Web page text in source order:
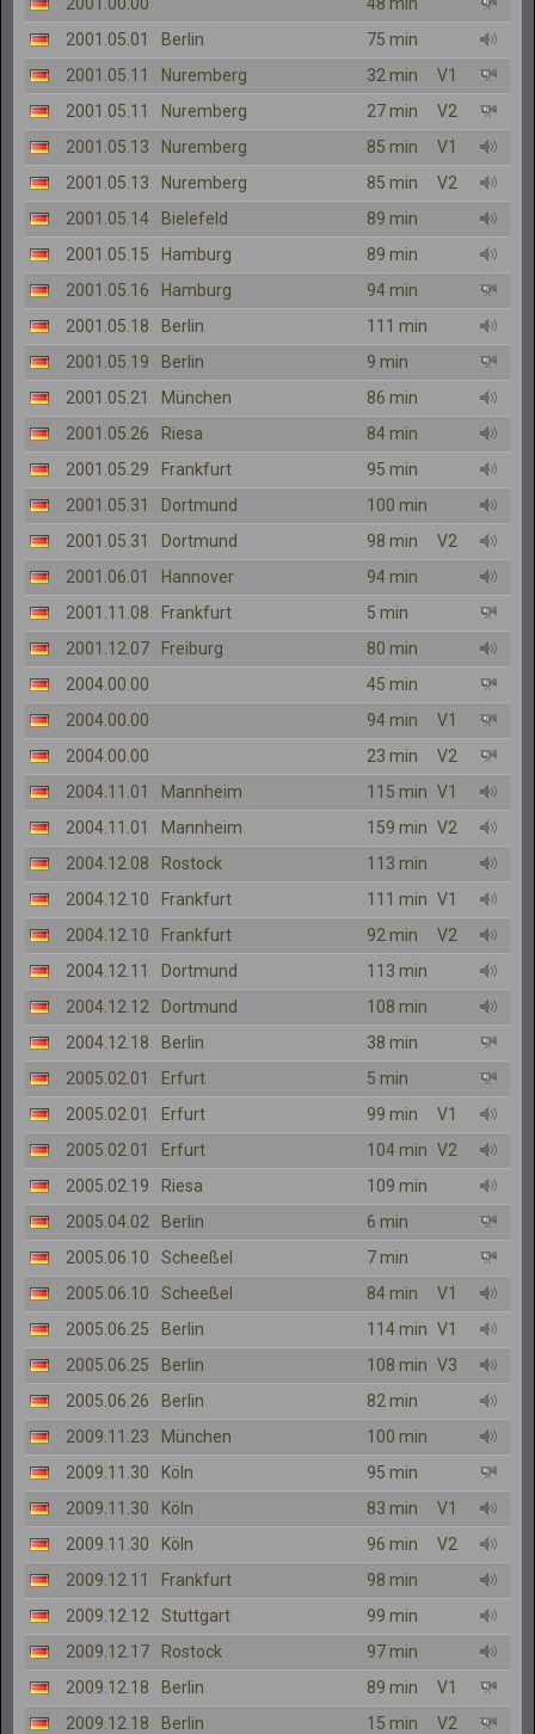
2001.05.01
Berlin
75 min
2001.05.11
Nuremberg 32 min
V1
2001.05.11
Nuremberg 27 min
V2
2001.05.13
Nuremberg 85 min
V1
2001.05.13
Nuremberg 85 min
V2
2001.05.14
Bielefeld
89 min
2001.05.15
Hamburg
89 min
2001.05.16
Hamburg
94 min
2001.05.18
Berlin
111 min
2001.05.19
Berlin
9 min
2001.05.21
München
86 min
2001.05.26
Riesa
84 min
2001.05.29
Frankfurt
95 min
2001.05.31
Dortmund
100 min
2001.05.31
Dortmund 98 min
V2
2001.06.01
Hannover
94 min
2001.11.08
Frankfurt
5 min
2001.12.07
Freiburg
80 min
2004.00.00
45 min
2004.00.00
94 min
V1
2004.00.00
23 min
V2
2004.11.01
Mannheim 115 min V1
2004.11.01
Mannheim 159 min V2
2004.12.08
Rostock
113 min
2004.12.10
Frankfurt 111 min V1
2004.12.10
Frankfurt 92 min
V2
2004.12.11
Dortmund
113 min
2004.12.12
Dortmund
108 min
2004.12.18
Berlin
38 min
2005.02.01
Erfurt
5 min
2005.02.01
Erfurt 99 min
V1
2005.02.01
Erfurt 104 min V2
2005.02.19
Riesa
109 min
2005.04.02
Berlin
6 min
2005.06.10
Scheeßel
7 min
2005.06.10
Scheeßel 84 min
V1
2005.06.25
Berlin 114 min V1
2005.06.25
Berlin 108 min V3
2005.06.26
Berlin
82 min
2009.11.23
München
100 min
2009.11.30
Köln
95 min
2009.11.30
Köln 83 min
V1
2009.11.30
Köln 96 min
V2
2009.12.11
Frankfurt
98 min
2009.12.12
Stuttgart
99 min
2009.12.17
Rostock
97 min
2009.12.18
Berlin 89 min
V1
2009.12.18
Berlin 15 min
V2